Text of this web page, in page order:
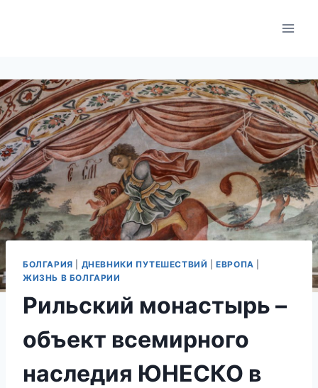
БОЛГАРИЯ ДНЕВНИКИ ПУТЕШЕСТВИЙ |ЕВРОПА
ЖИЗНЬ В БОЛГАРИИ
Рильский монастырь –
объект всемирного
наследия ЮНЕСКО в